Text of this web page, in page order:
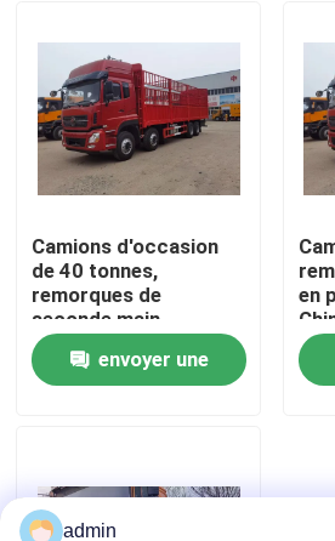
À propos de nous
Visite de l'usine
Nous contacter
Demandez un devis
Machines de construction
Camions d'occasion
de 40 tonnes,
remorques de
seconde main,
machines et
équipements de
construction
envoyer une
en
prix
admin